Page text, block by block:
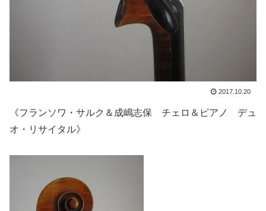
2017.10.20
《フランソワ・サルク＆成嶋志保 チェロ＆ピアノ デュ
オ・リサイタル》